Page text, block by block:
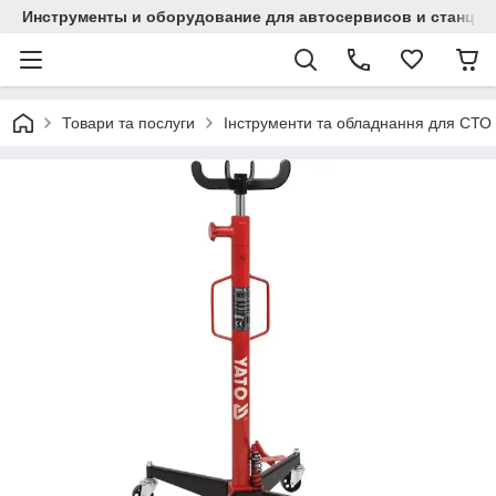
Инструменты и оборудование для автосервисов и
Товари та послуги Інструменти та обладнання для СТО